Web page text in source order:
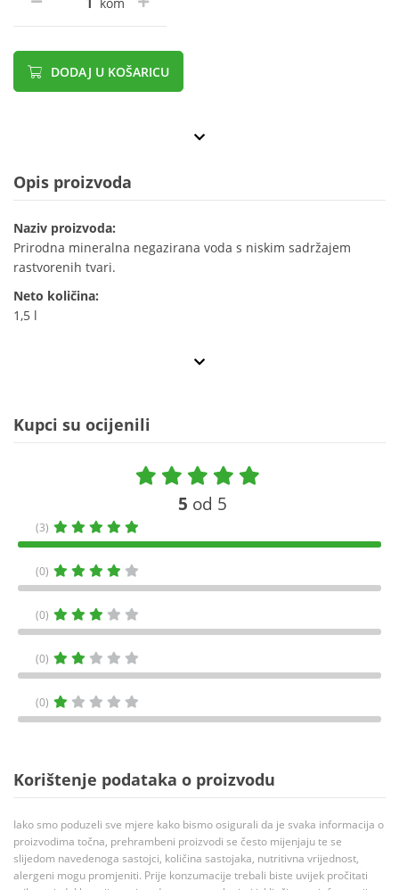
kom
DODAJ U KOŠARICU
Opis proizvoda
Naziv proizvoda:
Prirodna mineralna negazirana voda s niskim sadržajem
rastvorenih tvari.
Neto količina:
1,5 l
Kupci su ocijenili
5 od 5
(3)
(0)
(0)
(0)
(0)
Korištenje podataka o proizvodu
Iako smo poduzeli sve mjere kako bismo osigurali da je svaka informacija o
proizvodima točna, prehrambeni proizvodi se često mijenjaju te se
slijedom navedenoga sastojci, količina sastojaka, nutritivna vrijednost,
alergeni mogu promjeniti. Prije konzumacije trebali biste uvijek pročitati